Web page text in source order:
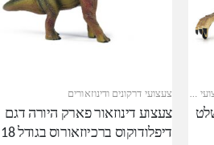
ודינוזאורים צעצועי דרקונים ודינוזאורים
צעצוע דינוזאור פארק היורה דגם
דיפלודוקוס ברכיוזאורוס בגודל 18